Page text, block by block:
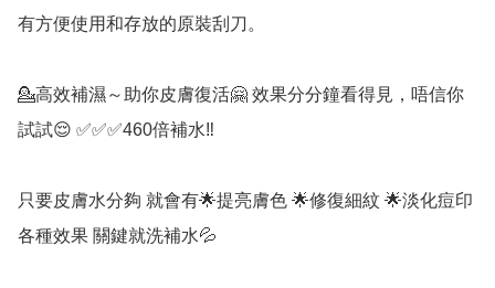
有方便使用和存放的原裝刮刀。
💁高效補濕～助你皮膚復活🤗 效果分分鐘看得見，唔信你
試試😌 ✅✅✅460倍補水‼️
只要皮膚水分夠 就會有🌟提亮膚色 🌟修復細紋 🌟淡化痘印
各種效果 關鍵就洗補水💦